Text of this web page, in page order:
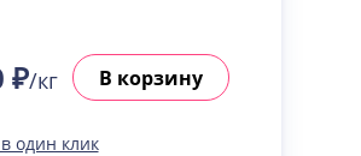
₽/кг В корзину
один клик